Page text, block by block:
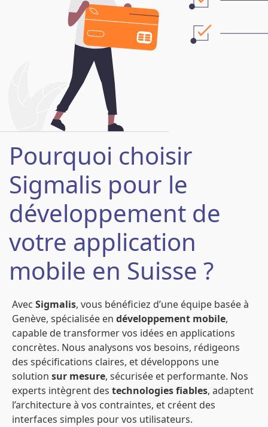
Pourquoi choisir
Sigmalis pour le
développement de
votre application
mobile en Suisse ?
Avec Sigmalis, vous bénéficiez d’une équipe basée à
Genève, spécialisée en développement mobile,
capable de transformer vos idées en applications
concrètes. Nous analysons vos besoins, rédigeons
des spécifications claires, et développons une
solution sur mesure, sécurisée et performante. Nos
experts intègrent des technologies fiables, adaptent
l’architecture à vos contraintes, et créent des
interfaces simples pour vos utilisateurs.